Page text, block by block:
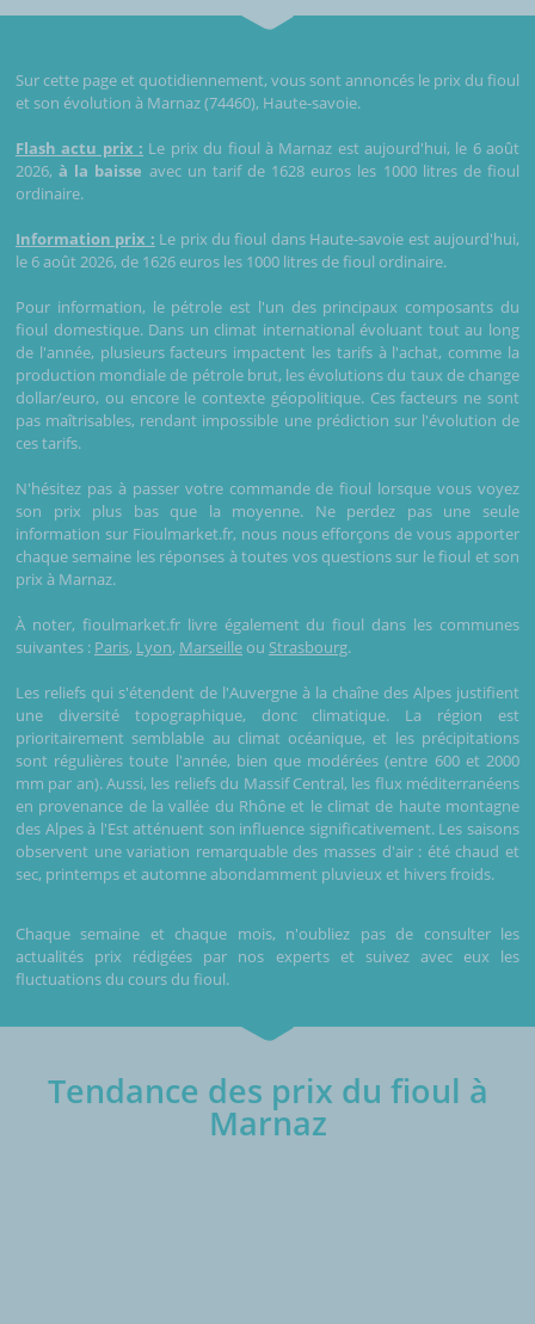
Sur cette page et quotidiennement, vous sont annoncés le prix du fioul
et son évolution à Marnaz (74460), Haute-savoie.
Flash actu prix : Le prix du fioul à Marnaz est aujourd'hui, le 6 août
2026,à la baisse avec un tarif de 1628 euros les 1000 litres de fioul
ordinaire.
Information prix : Le prix du fioul dans Haute-savoie est aujourd'hui,
le 6 août 2026, de 1626 euros les 1000 litres de fioul ordinaire.
Pour information, le pétrole est l'un des principaux composants du
fioul domestique. Dans un climat international évoluant tout au long
de l'année, plusieurs facteurs impactent les tarifs à l'achat, comme la
production mondiale de pétrole brut, les évolutions du taux de change
dollar/euro, ou encore le contexte géopolitique. Ces facteurs ne sont
pas maîtrisables, rendant impossible une prédiction sur l'évolution de
ces tarifs.
N'hésitez pas à passer votre commande de fioul lorsque vous voyez
son prix plus bas que la moyenne. Ne perdez pas une seule
information sur Fioulmarket.fr, nous nous efforçons de vous apporter
chaque semaine les réponses à toutes vos questions sur le fioul et son
prix à Marnaz.
À noter, fioulmarket.fr livre également du fioul dans les communes
suivantes : Paris, Lyon, Marseilleou Strasbourg.
Les reliefs qui s'étendent de l'Auvergne à la chaîne des Alpes justifient
une diversité topographique, donc climatique. La région est
prioritairement semblable au climat océanique, et les précipitations
sont régulières toute l'année, bien que modérées (entre 600 et 2000
mm par an). Aussi, les reliefs du Massif Central, les flux méditerranéens
en provenance de la vallée du Rhône et le climat de haute montagne
des Alpes à l'Est atténuent son influence significativement. Les saisons
observent une variation remarquable des masses d'air : été chaud et
sec, printemps et automne abondamment pluvieux et hivers froids.
Chaque semaine et chaque mois, n'oubliez pas de consulter les
actualités prix rédigées par nos experts et suivez avec eux les
fluctuations du cours du fioul.
Tendance des prix du fioul à
Marnaz